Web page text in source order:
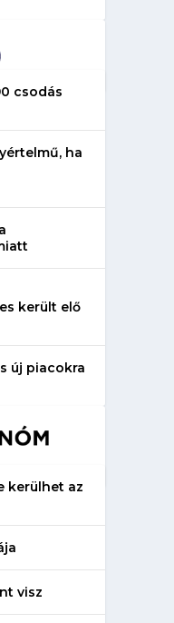
csodás
ha
került elő
új piacokra
kerülhet az
visz